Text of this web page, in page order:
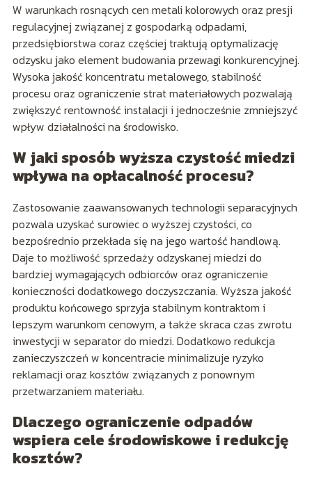
W warunkach rosnących cen metali kolorowych oraz presji
regulacyjnej związanej z gospodarką odpadami,
przedsiębiorstwa coraz częściej traktują optymalizację
odzysku jako element budowania przewagi konkurencyjnej.
Wysoka jakość koncentratu metalowego, stabilność
procesu oraz ograniczenie strat materiałowych pozwalają
zwiększyć rentowność instalacji i jednocześnie zmniejszyć
wpływ działalności na środowisko.
W jaki sposób wyższa czystość miedzi
wpływa na opłacalność procesu?
Zastosowanie zaawansowanych technologii separacyjnych
pozwala uzyskać surowiec o wyższej czystości, co
bezpośrednio przekłada się na jego wartość handlową.
Daje to możliwość sprzedaży odzyskanej miedzi do
bardziej wymagających odbiorców oraz ograniczenie
konieczności dodatkowego doczyszczania. Wyższa jakość
produktu końcowego sprzyja stabilnym kontraktom i
lepszym warunkom cenowym, a także skraca czas zwrotu
inwestycji w separator do miedzi. Dodatkowo redukcja
zanieczyszczeń w koncentracie minimalizuje ryzyko
reklamacji oraz kosztów związanych z ponownym
przetwarzaniem materiału.
Dlaczego ograniczenie odpadów
wspiera cele środowiskowe i redukcję
kosztów?